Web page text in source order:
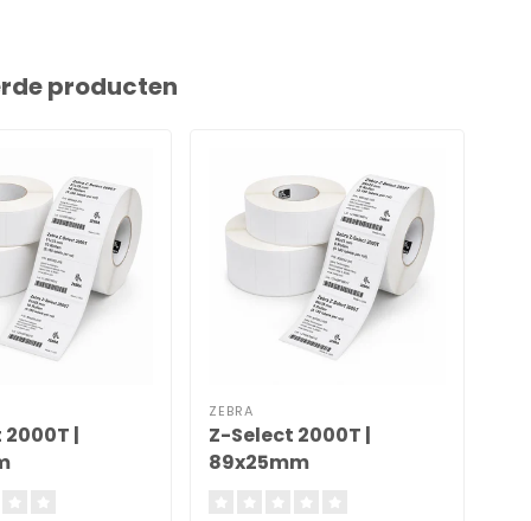
producten
|
ZEBRA
Z-Select 2000T |
89x25mm